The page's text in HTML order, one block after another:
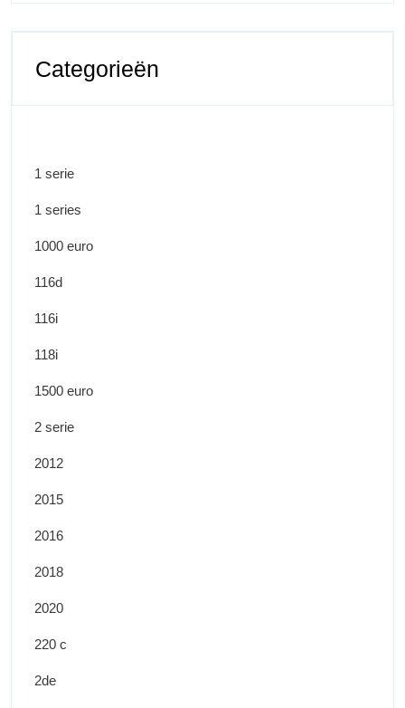
Categorieën
1 serie
1 series
1000 euro
116d
116i
118i
1500 euro
2 serie
2012
2015
2016
2018
2020
220 c
2de